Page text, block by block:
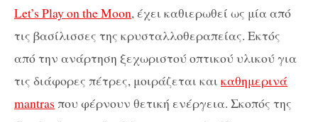
Let’s Play on the Moon, έχει καθιερωθεί ως μία από
τις βασίλισσες της κρυσταλλοθεραπείας. Εκτός
από την ανάρτηση ξεχωριστού οπτικού υλικού για
τις διάφορες πέτρες, μοιράζεται και καθημερινά
mantras που φέρνουν θετική ενέργεια. Σκοπός της